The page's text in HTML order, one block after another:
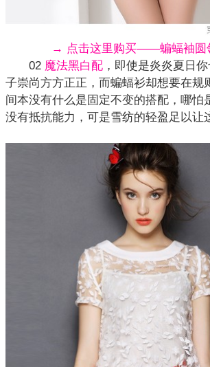
→ 点击这里购买——蝙蝠袖圆
02 魔法黑白配 ，即使是炎炎夏日
子崇尚方方正正，而蝙蝠衫却想要在规
间本没有什么是固定不变的搭配，哪怕
没有抵抗能力，可是雪纺的轻盈足以让